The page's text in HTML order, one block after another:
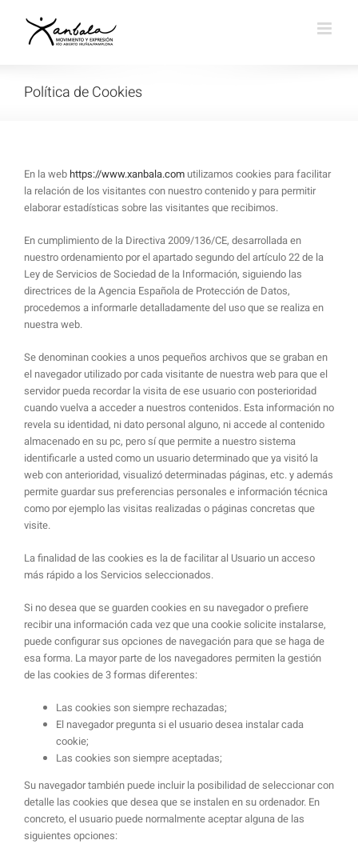
contenido
Política de Cookies
En la web https://www.xanbala.com utilizamos cookies para facilitar
la relación de los visitantes con nuestro contenido y para permitir
elaborar estadísticas sobre las visitantes que recibimos.
En cumplimiento de la Directiva 2009/136/CE, desarrollada en
nuestro ordenamiento por el apartado segundo del artículo 22 de la
Ley de Servicios de Sociedad de la Información, siguiendo las
directrices de la Agencia Española de Protección de Datos,
procedemos a informarle detalladamente del uso que se realiza en
nuestra web.
Se denominan cookies a unos pequeños archivos que se graban en
el navegador utilizado por cada visitante de nuestra web para que el
servidor pueda recordar la visita de ese usuario con posterioridad
cuando vuelva a acceder a nuestros contenidos. Esta información no
revela su identidad, ni dato personal alguno, ni accede al contenido
almacenado en su pc, pero sí que permite a nuestro sistema
identificarle a usted como un usuario determinado que ya visitó la
web con anterioridad, visualizó determinadas páginas, etc. y además
permite guardar sus preferencias personales e información técnica
como por ejemplo las visitas realizadas o páginas concretas que
visite.
La finalidad de las cookies es la de facilitar al Usuario un acceso
más rápido a los Servicios seleccionados.
Si no desea que se guarden cookies en su navegador o prefiere
recibir una información cada vez que una cookie solicite instalarse,
puede configurar sus opciones de navegación para que se haga de
esa forma. La mayor parte de los navegadores permiten la gestión
de las cookies de 3 formas diferentes:
Las cookies son siempre rechazadas;
El navegador pregunta si el usuario desea instalar cada
cookie;
Las cookies son siempre aceptadas;
Su navegador también puede incluir la posibilidad de seleccionar con
detalle las cookies que desea que se instalen en su ordenador. En
concreto, el usuario puede normalmente aceptar alguna de las
siguientes opciones: